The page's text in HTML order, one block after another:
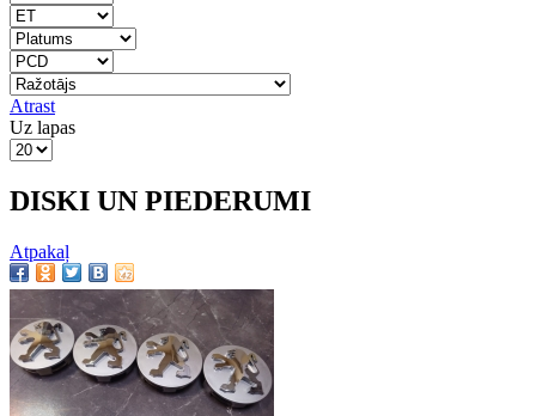
Atrast
Uz lapas
DISKI UN PIEDERUMI
Atpakaļ